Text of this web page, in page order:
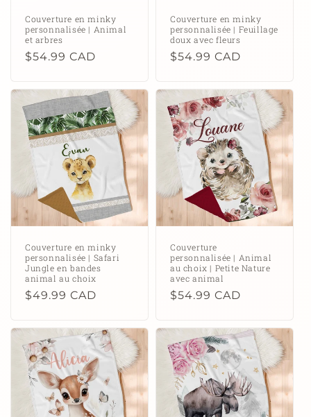
Couverture en minky
personnalisée | Animal
et arbres
Prix
$54.99 CAD
Couverture en minky
personnalisée | Feuillage
doux avec fleurs
Prix
$54.99 CAD
Couverture en minky
personnalisée | Safari
Jungle en bandes
animal au choix
Prix
$49.99 CAD
Couverture
personnalisée | Animal
au choix | Petite Nature
avec animal
Prix
$54.99 CAD